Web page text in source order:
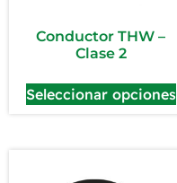
Conductor THW –
Clase 2
Seleccionar opciones